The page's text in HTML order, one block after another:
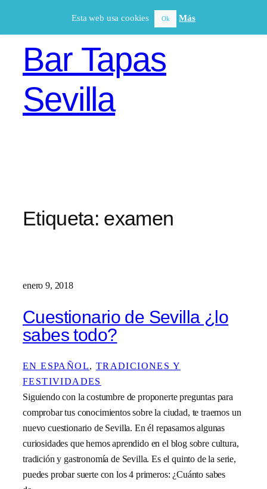
Bar Tapas
Sevilla
Etiqueta: examen
enero 9, 2018
Cuestionario de Sevilla ¿lo
sabes todo?
EN ESPAÑOL, TRADICIONES Y
FESTIVIDADES
Siguiendo con la costumbre de proponerte preguntas para
comprobar tus conocimientos sobre la ciudad, te traemos un
nuevo cuestionario de Sevilla. En él repasamos algunas
curiosidades que hemos aprendido en el blog sobre cultura,
tradición y gastronomía de Sevilla. Es el quinto de la serie,
puedes probar suerte con los 4 primeros: ¿Cuánto sabes
Esta web usa cookies Ok Más